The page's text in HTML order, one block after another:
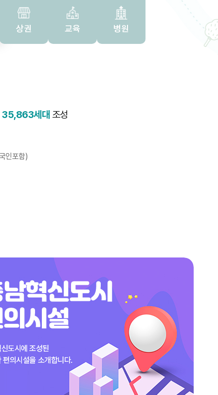
상권 교육 병원
35,863세대 조성
인포함)